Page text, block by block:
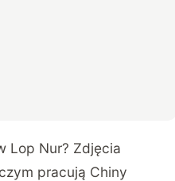
Lop Nur? Zdjęcia
pracują Chiny